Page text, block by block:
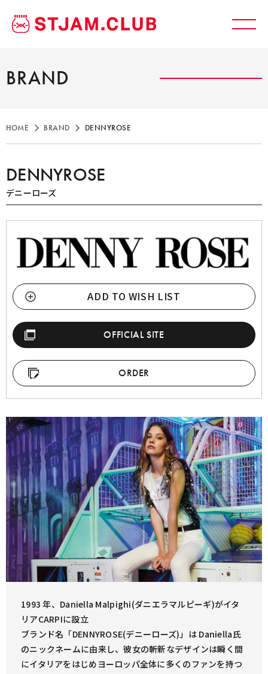
BRAND
HOME BRAND DENNYROSE
DENNYROSE
デニーローズ
ADD TO WISH LIST
OFFICIAL SITE
ORDER
1993 年、Daniella Malpighi(ダニエラマルピーギ)がイタ
リアCARPIに設立
ブランド名「DENNYROSE(デニーローズ)」は Daniella氏
のニックネームに由来し、彼女の斬新なデザインは瞬く間
にイタリアをはじめヨーロッパ全体に多くのファンを持つ